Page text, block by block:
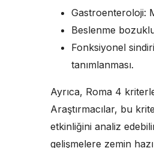
Gastroenteroloji:
Beslenme
Fonksiyonel
tanımlanması.
Ayrıca, Roma 4
Araştırmacılar, bu
etkinliğini analiz
gelişmelere zemin